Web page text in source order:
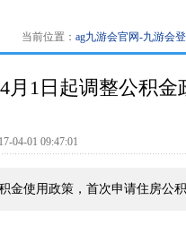
当前位置： ag九游会官网-九游会
月1日起调整公积
04-01 09:47:01
金使用政策，首次申请住房公